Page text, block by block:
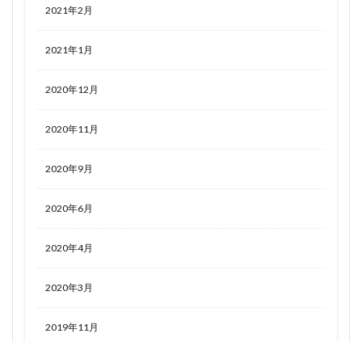
2021年2月
2021年1月
2020年12月
2020年11月
2020年9月
2020年6月
2020年4月
2020年3月
2019年11月